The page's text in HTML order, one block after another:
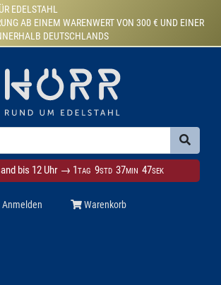
EDELSTAHL
AB EINEM WARENWERT VON 300 € UND EINER
DEUTSCHLANDS
bis 12 Uhr → 1TAG 9STD 37MIN 46SEK
Anmelden Warenkorb